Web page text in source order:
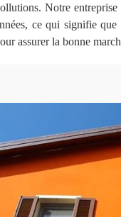
Notre
ce qui signifie que
assurer la bonne